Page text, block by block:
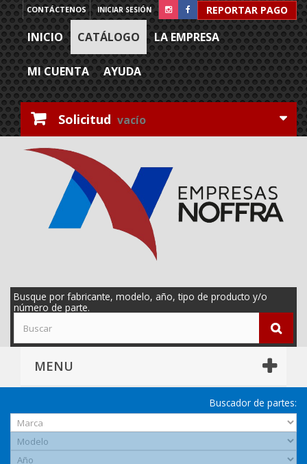
REPORTAR PAGO
INICIAR SESIÓN
CONTÁCTENOS
INICIO CATÁLOGO LA EMPRESA
MI CUENTA AYUDA
Solicitud vacío
Busque por fabricante, modelo, año, tipo de producto y/o
número de parte.
MENU
Buscador de partes: